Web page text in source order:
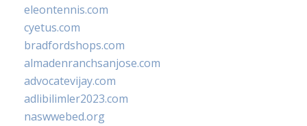
eleontennis.com
cyetus.com
bradfordshops.com
almadenranchsanjose.com
advocatevijay.com
adlibilimler2023.com
naswwebed.org